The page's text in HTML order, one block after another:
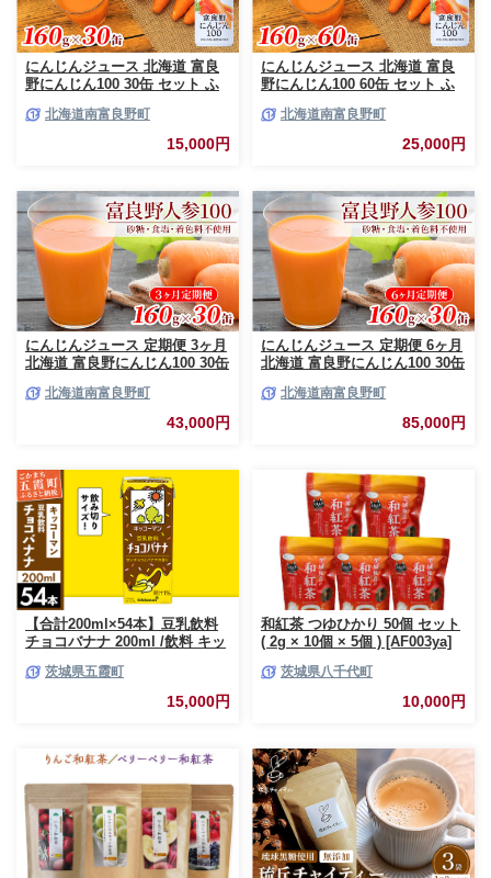
にんじんジュース 北海道 富良
野にんじん100 30缶 セット ふ
んじん ジュース 野菜ジュース
人参ジュース キャロットジュー
ス 野菜 飲料 缶 ケース買い 箱
保存 常温 常温保存
北海道南富良野町
15,000円
にんじんジュース 北海道 富良
野にんじん100 60缶 セット ふ
んじん ジュース 野菜ジュース
キャロットジュース 富良野人参
ジュース 野菜 飲料 缶 ケース買
常温 常温保存
北海道南富良野町
25,000円
にんじんジュース 定期便 3ヶ月
北海道 富良野にんじん100 30缶
ース 野菜ジュース キャロット
ジュース 野菜 飲料 缶 ケース買
い 箱 買い 1ケース ギフト 備蓄
しみ 3回
北海道南富良野町
43,000円
にんじんジュース 定期便 6ヶ月
北海道 富良野にんじん100 30缶
ース 野菜ジュース キャロット
ジュース 野菜 飲料 缶 ケース買
い 箱 買い 1ケース ギフト 備蓄
北海道南富良野町
85,000円
【合計200ml×54本】豆乳飲料
チョコバナナ 200ml /飲料 キッ
ナナチョコ 豆乳 豆乳飲料 大豆
パック セット 定番 おやつ 飲み
切り おすすめ 茨城県 五霞町
茨城県五霞町
15,000円
和紅茶 つゆひかり 50個 セット
( 2g × 10個 × 5個 ) [AF003ya]
茨城県八千代町
10,000円